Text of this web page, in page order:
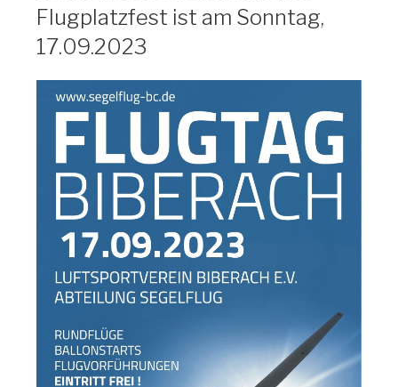
AM
Flugplatzfest ist am Sonntag,
17.09.2023